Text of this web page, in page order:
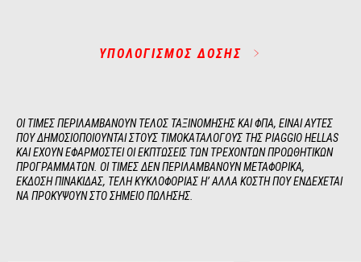
ΥΠΟΛΟΓΙΣΜΟΣ ΔΟΣΗΣ
ΟΙ ΤΙΜΕΣ ΠΕΡΙΛΑΜΒΑΝΟΥΝ ΤΕΛΟΣ ΤΑΞΙΝΟΜΗΣΗΣ ΚΑΙ ΦΠΑ, ΕΙΝΑΙ ΑΥΤΕΣ
ΠΟΥ ΔΗΜΟΣΙΟΠΟΙΟΥΝΤΑΙ ΣΤΟΥΣ ΤΙΜΟΚΑΤΑΛΟΓΟΥΣ ΤΗΣ PIAGGIO HELLAS
ΚΑΙ ΕΧΟΥΝ ΕΦΑΡΜΟΣΤΕΙ ΟΙ ΕΚΠΤΩΣΕΙΣ ΤΩΝ ΤΡΕΧΟΝΤΩΝ ΠΡΟΩΘΗΤΙΚΩΝ
ΠΡΟΓΡΑΜΜΑΤΩΝ. ΟΙ ΤΙΜΕΣ ΔΕΝ ΠΕΡΙΛΑΜΒΑΝΟΥΝ ΜΕΤΑΦΟΡΙΚΑ,
ΕΚΔΟΣΗ ΠΙΝΑΚΙΔΑΣ, ΤΕΛΗ ΚΥΚΛΟΦΟΡΙΑΣ Η’ ΑΛΛΑ ΚΟΣΤΗ ΠΟΥ ΕΝΔΕΧΕΤΑΙ
ΝΑ ΠΡΟΚΥΨΟΥΝ ΣΤΟ ΣΗΜΕΙΟ ΠΩΛΗΣΗΣ.